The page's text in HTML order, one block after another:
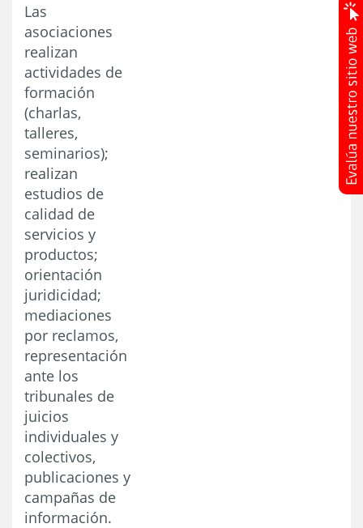
Las
asociaciones
realizan
actividades de
formación
(charlas,
talleres,
seminarios);
realizan
estudios de
calidad de
servicios y
productos;
orientación
juridicidad;
mediaciones
por reclamos,
representación
ante los
tribunales de
juicios
individuales y
colectivos,
publicaciones y
campañas de
información.